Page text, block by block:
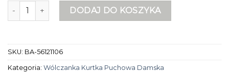
ilość wólczanka kurtka puchowa damska
DODAJ DO KOSZYKA
SKU: BA-56121106
Kategoria: Wólczanka Kurtka Puchowa Damska